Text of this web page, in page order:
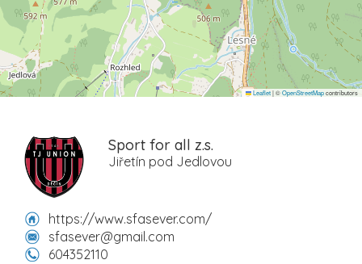
Leaflet|©OpenStreetMapcontributors
Sport for all z.s.
Jiřetín pod Jedlovou
https://www.sfasever.com/
sfasever@gmail.com
604352110